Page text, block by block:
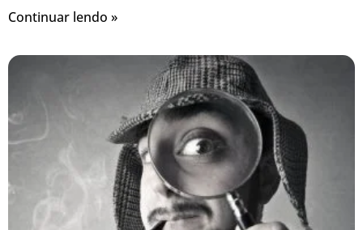
Continuar lendo »